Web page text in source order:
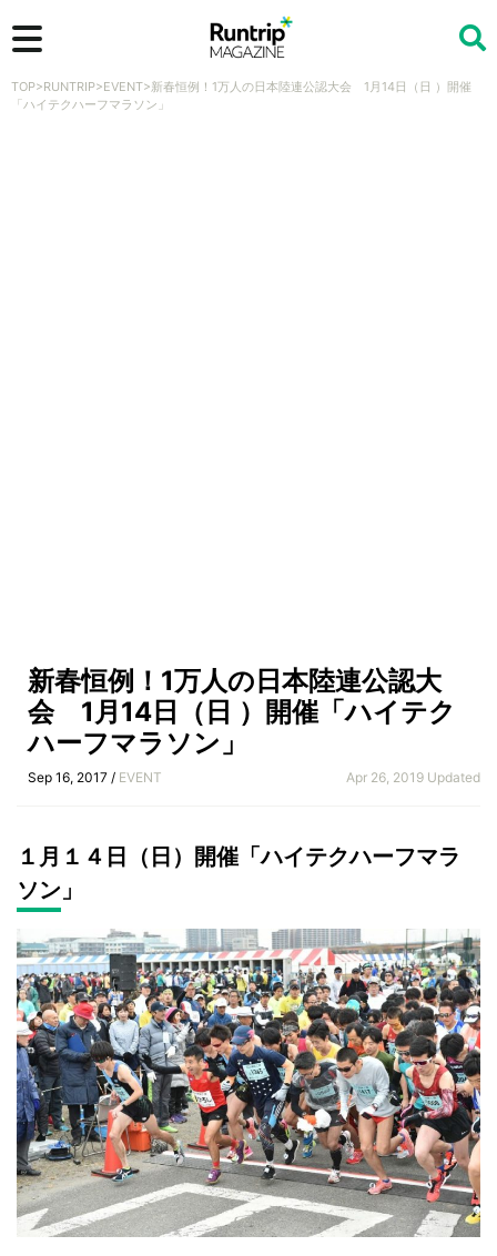
検索
TOP>RUNTRIP>EVENT>新春恒例！1万人の日本陸連公認大会 1月14日（日 ）開催
「ハイテクハーフマラソン」
新春恒例！1万人の日本陸連公認大
会 1月14日（日 ）開催「ハイテク
ハーフマラソン」
Sep 16, 2017 / EVENT Apr 26, 2019 Updated
１月１４日（日）開催「ハイテクハーフマラ
ソン」